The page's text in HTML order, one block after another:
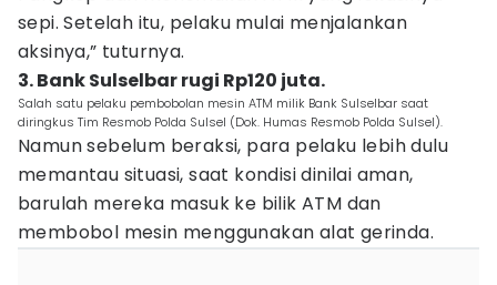
sepi. Setelah itu, pelaku mulai menjalankan
aksinya,” tuturnya.
3. Bank Sulselbar rugi Rp120 juta.
Salah satu pelaku pembobolan mesin ATM milik Bank Sulselbar saat
diringkus Tim Resmob Polda Sulsel (Dok. Humas Resmob Polda Sulsel).
Namun sebelum beraksi, para pelaku lebih dulu
memantau situasi, saat kondisi dinilai aman,
barulah mereka masuk ke bilik ATM dan
membobol mesin menggunakan alat gerinda.